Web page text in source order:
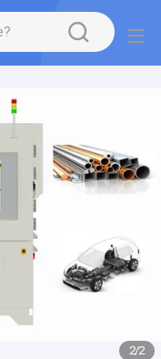
2/2